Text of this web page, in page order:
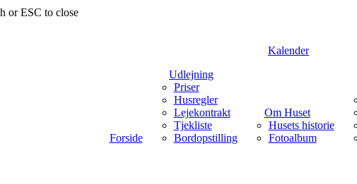
or ESC to close
Kalender
Forside
Udlejning
Priser
Husregler
Lejekontrakt
Tjekliste
Bordopstilling
Om Huset
Husets historie
Fotoalbum